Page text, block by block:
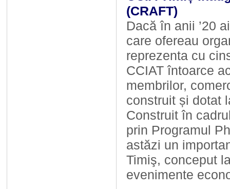
(CRAFT)
Dacă în anii ’20
care ofereau
reprezenta cu
CCIAT întoarce
membrilor,
construit și dotat
Construit în
prin Programul
astăzi un
Timiş, conceput
evenimente